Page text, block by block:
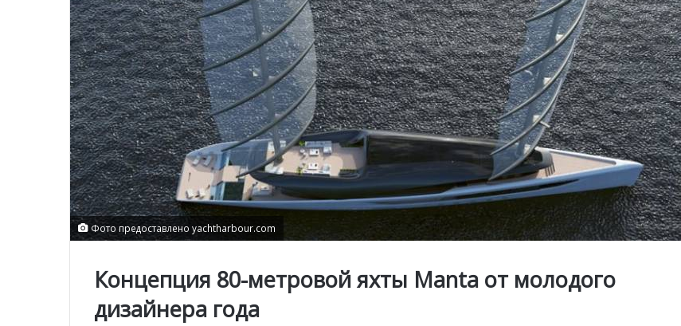
Фото предоставлено yachtharbour.com
Концепция 80-метровой яхты Manta от молодого
дизайнера года